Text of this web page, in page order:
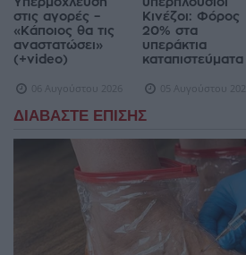
στις αγορές –
«Κάποιος θα τις
αναστατώσει»
(+video)
06 Αυγούστου 2026
Κινέζοι: Φόρος
20% στα
υπεράκτια
καταπιστεύματα
05 Αυγούστου 2026